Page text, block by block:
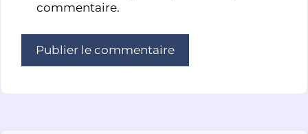
commentaire.